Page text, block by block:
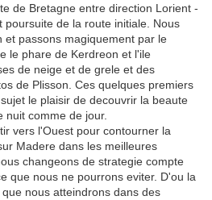
de Bretagne entre direction Lorient -
poursuite de la route initiale. Nous
et passons magiquement par le
le phare de Kerdreon et l'ile
de neige et de grele et des
de Plisson. Ces quelques premiers
le plaisir de decouvrir la beaute
nuit comme de jour.
vers l'Ouest pour contourner la
Madere dans les meilleures
changeons de strategie compte
que nous ne pourrons eviter. D'ou la
nous atteindrons dans des